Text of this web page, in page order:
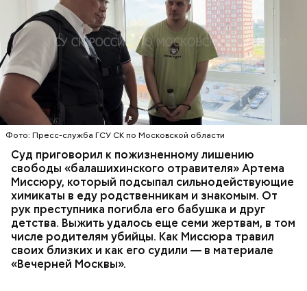
Фото: Пресс-служба ГСУ СК по Московской области
Суд приговорил к пожизненному лишению
свободы «балашихинского отравителя» Артема
Миссюру, который подсыпал сильнодействующие
химикаты в еду родственникам и знакомым. От
рук преступника погибла его бабушка и друг
детства. Выжить удалось еще семи жертвам, в том
числе родителям убийцы. Как Миссюра травил
своих близких и как его судили — в материале
«Вечерней Москвы».
Все началось в июне, когда двое супругов
обратились в местную больницу с жалобами на
плохое самочувствие. Врачи не смогли поставить
им точный диагноз, после чего анализы
потерпевших направили на экспертизу. В них
специалисты обнаружили сильнодействующий
химикат дихлорэтан, который не мог попасть в
организм супругов случайно. То же самое вещество
нашли в еде, изъятой из квартиры пострадавших.
Видео: пресс-служба ГСУ СК по Московской области
ОТРАВЛЕНИЯ БАЛАШИХА
РОДИТЕЛИ
СЛЕДСТВЕННЫЙ КОМИТЕТ
ЭКСПЕРТИЗЫ